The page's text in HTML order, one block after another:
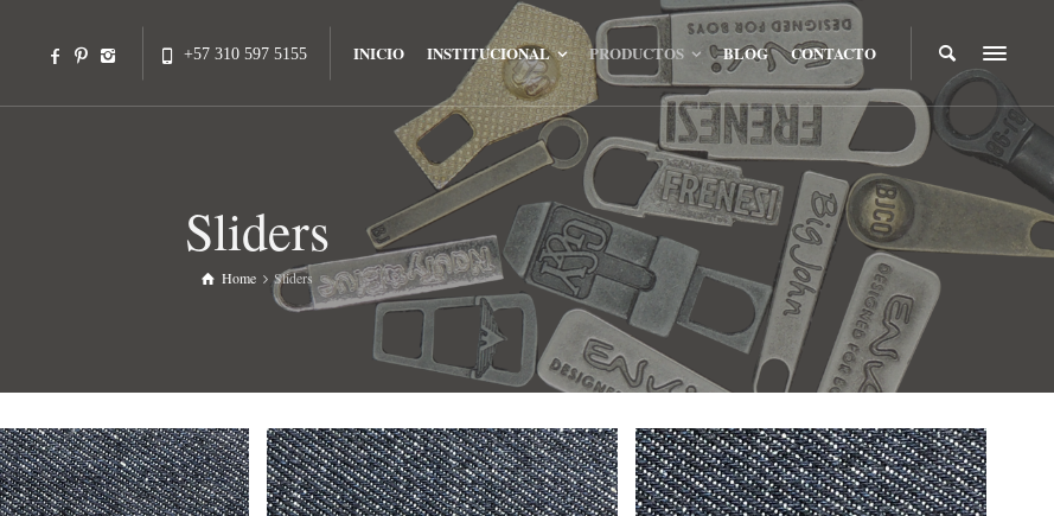
+57 310 597 5155 INICIO INSTITUCIONAL PRODUCTOS BLOG CONTACTO
Sliders
Home Sliders